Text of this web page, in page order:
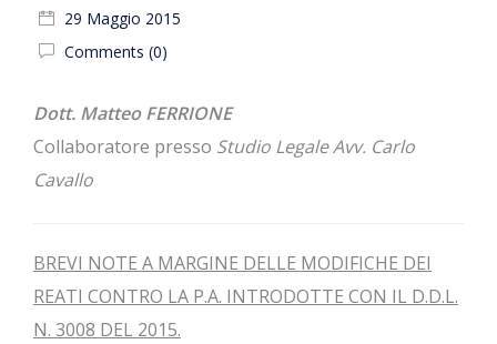
severe per i pubblici ufficiali che commettono reati
contro la Pubblica Amministrazione.
29 Maggio 2015
Comments (0)
Dott. Matteo FERRIONE
Collaboratore presso Studio Legale Avv. Carlo
Cavallo
BREVI NOTE A MARGINE DELLE MODIFICHE DEI
REATI CONTRO LA P.A. INTRODOTTE CON IL D.D.L.
N. 3008 DEL 2015.